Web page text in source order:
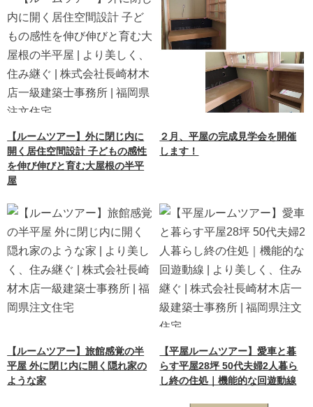
【ルームツアー】外に閉じ内に
開く居住空間設計 子どもの感性
を伸び伸びと育む大屋根の半平
屋
２月、平屋の完成見学会を開催
します！
【ルームツアー】旅館感覚の半
平屋 外に閉じ内に開く隠れ家の
ような家
【平屋ルームツアー】愛車と暮
らす平屋28坪 50代夫婦2人暮ら
し終の住処｜機能的な回遊動線